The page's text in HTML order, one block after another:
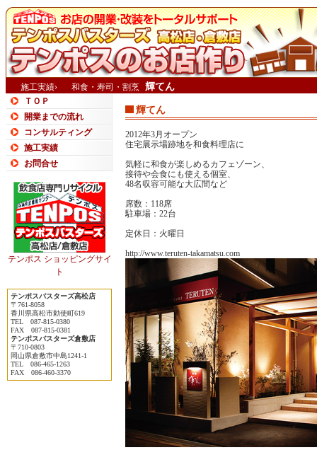
施工実績› 和食・寿司・割烹 輝てん
ＴＯＰ
開業までの流れ
コンサルティング
施工実績
お問合せ
テンポス ショッピングサイ
ト
テンポスバスターズ高松店
〒761-8058
香川県高松市勅使町619
TEL 087-815-0380
FAX 087-815-0381
テンポスバスターズ倉敷店
〒710-0803
岡山県倉敷市中島1241-1
TEL 086-465-1263
FAX 086-460-3370
輝てん
2012年3月オープン
住宅展示場跡地を和食料理店に
気軽に和食が楽しめるカフェゾーン、
接待や会食にも使える個室、
48名収容可能な大広間など
席数：118席
駐車場：22台
定休日：火曜日
http://www.teruten-takamatsu.com